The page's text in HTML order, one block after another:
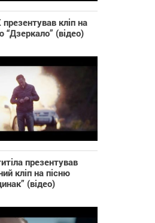
кліп на
“Дзеркало” (відео)
презентував
кліп на пісню
(відео)